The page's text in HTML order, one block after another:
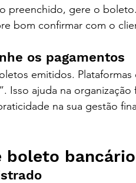
preenchido, gere o
bom confirmar com o
os pagamentos
emitidos.
Isso ajuda na
na sua gestão
boleto bancário